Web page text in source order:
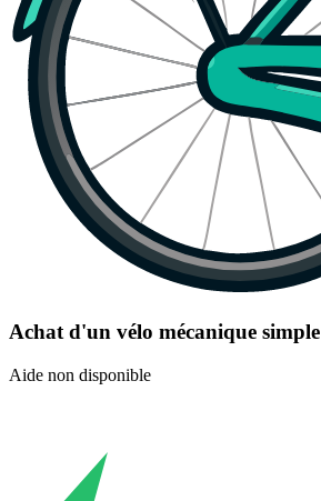
Achat d'un vélo mécanique simple
Aide non disponible